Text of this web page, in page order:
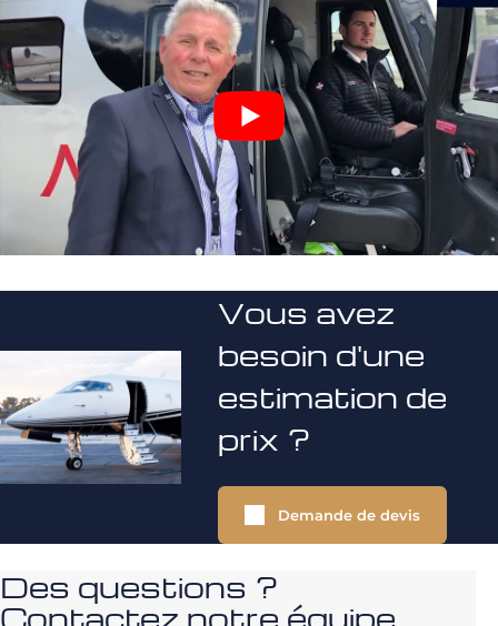
Vous avez
besoin d'une
estimation de
prix ?
Demande de devis
Des questions ?
Contactez notre équipe